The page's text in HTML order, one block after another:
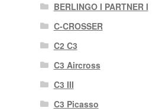
BERLINGO I PARTNER I
C-CROSSER
C2 C3
C3 Aircross
C3 III
C3 Picasso